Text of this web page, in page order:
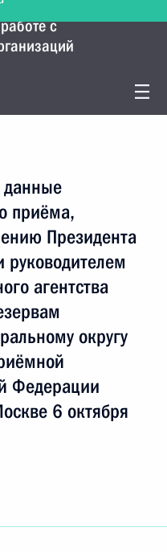
с
данные
приёма,
Президента
агентства
округу
Федерации
6 октября